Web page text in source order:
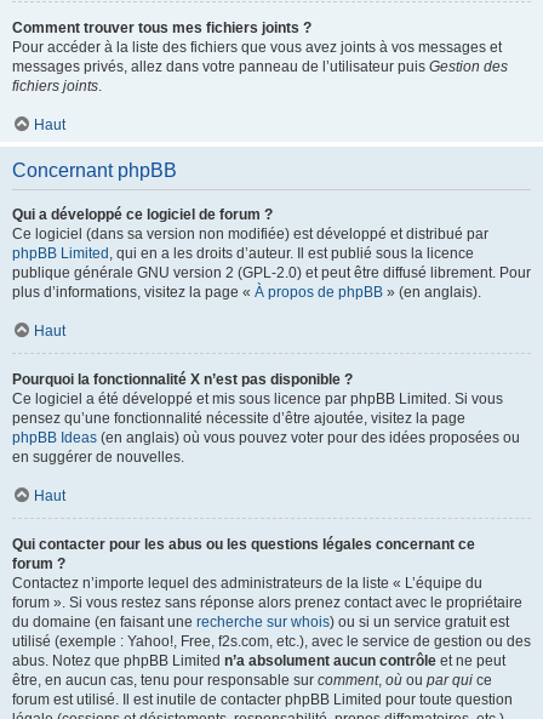
Comment trouver tous mes fichiers joints ?
Pour accéder à la liste des fichiers que vous avez joints à vos messages et
messages privés, allez dans votre panneau de l’utilisateur puis Gestion des
fichiers joints.
Haut
Concernant phpBB
Qui a développé ce logiciel de forum ?
Ce logiciel (dans sa version non modifiée) est développé et distribué par
phpBB Limited , qui en a les droits d’auteur. Il est publié sous la licence
publique générale GNU version 2 (GPL-2.0) et peut être diffusé librement. Pour
plus d’informations, visitez la page « À propos de phpBB » (en anglais).
Haut
Pourquoi la fonctionnalité X n’est pas disponible ?
Ce logiciel a été développé et mis sous licence par phpBB Limited. Si vous
pensez qu’une fonctionnalité nécessite d’être ajoutée, visitez la page
phpBB Ideas (en anglais) où vous pouvez voter pour des idées proposées ou
en suggérer de nouvelles.
Haut
Qui contacter pour les abus ou les questions légales concernant ce
forum ?
Contactez n’importe lequel des administrateurs de la liste « L’équipe du
forum ». Si vous restez sans réponse alors prenez contact avec le propriétaire
du domaine (en faisant une recherche sur whois) ou si un service gratuit est
utilisé (exemple : Yahoo!, Free, f2s.com, etc.), avec le service de gestion ou des
abus. Notez que phpBB Limited n’a absolument aucun contrôle et ne peut
être, en aucun cas, tenu pour responsable sur comment, où ou par qui ce
forum est utilisé. Il est inutile de contacter phpBB Limited pour toute question